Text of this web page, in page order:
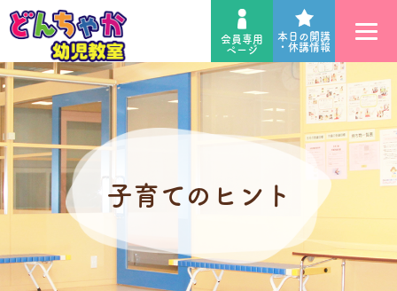
会員専用
ページ
本日の開講
・休講情報
子育てのヒント